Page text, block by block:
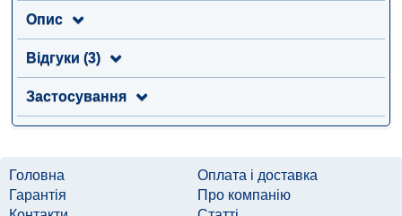
Опис
Відгуки (3)
Застосування
Головна
Оплата і доставка
Гарантія
Про компанію